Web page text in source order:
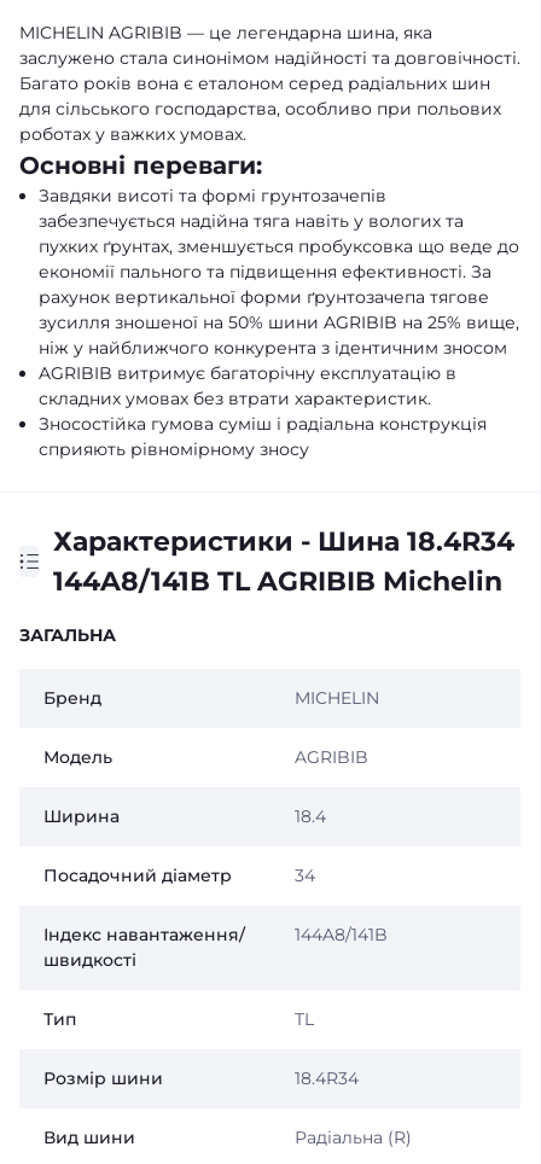
MICHELIN AGRIBIB — це легендарна шина, яка
заслужено стала синонімом надійності та довговічності.
Багато років вона є еталоном серед радіальних шин
для сільського господарства, особливо при польових
роботах у важких умовах.
Основні переваги:
Завдяки висоті та формі грунтозачепів
забезпечується надійна тяга навіть у вологих та
пухких ґрунтах, зменшується пробуксовка що веде до
економії пального та підвищення ефективності. За
рахунок вертикальної форми ґрунтозачепа тягове
зусилля зношеної на 50% шини AGRIBIB на 25% вище,
ніж у найближчого конкурента з ідентичним зносом
AGRIBIB витримує багаторічну експлуатацію в
складних умовах без втрати характеристик.
Зносостійка гумова суміш і радіальна конструкція
сприяють рівномірному зносу
Характеристики - Шина 18.4R34
144A8/141B TL AGRIBIB Michelin
ЗАГАЛЬНА
Бренд MICHELIN
Модель AGRIBIB
Ширина 18.4
Посадочний діаметр 34
Індекс навантаження/
швидкості
144A8/141B
Тип TL
Розмір шини 18.4R34
Вид шини Радіальна (R)